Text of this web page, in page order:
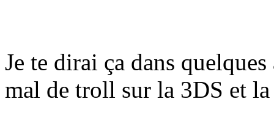
Je te dirai ça dans
mal de troll sur la 3DS et